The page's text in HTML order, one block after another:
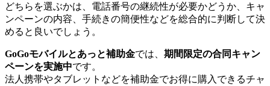
どちらを選ぶかは、電話番号の継続性が必要かどうか、キャ
ンペーンの内容、手続きの簡便性などを総合的に判断して決
めると良いでしょう。
GoGoモバイルとあっと補助金では、 期間限定の合同キャン
ペーンを実施中です。
法人携帯やタブレットなどを補助金でお得に購入できるチャ